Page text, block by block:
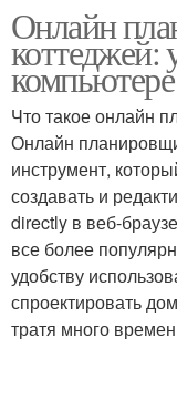
Онлайн
коттеджей:
компьютере
Что такое онлайн
Онлайн
инструмент,
создавать и
directly в веб-
все более
удобству
спроектировать
тратя много